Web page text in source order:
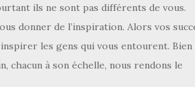
ils ne sont pas différents de vous.
donner de l’inspiration. Alors vos
les gens qui vous entourent. Bien
chacun à son échelle, nous rendons le